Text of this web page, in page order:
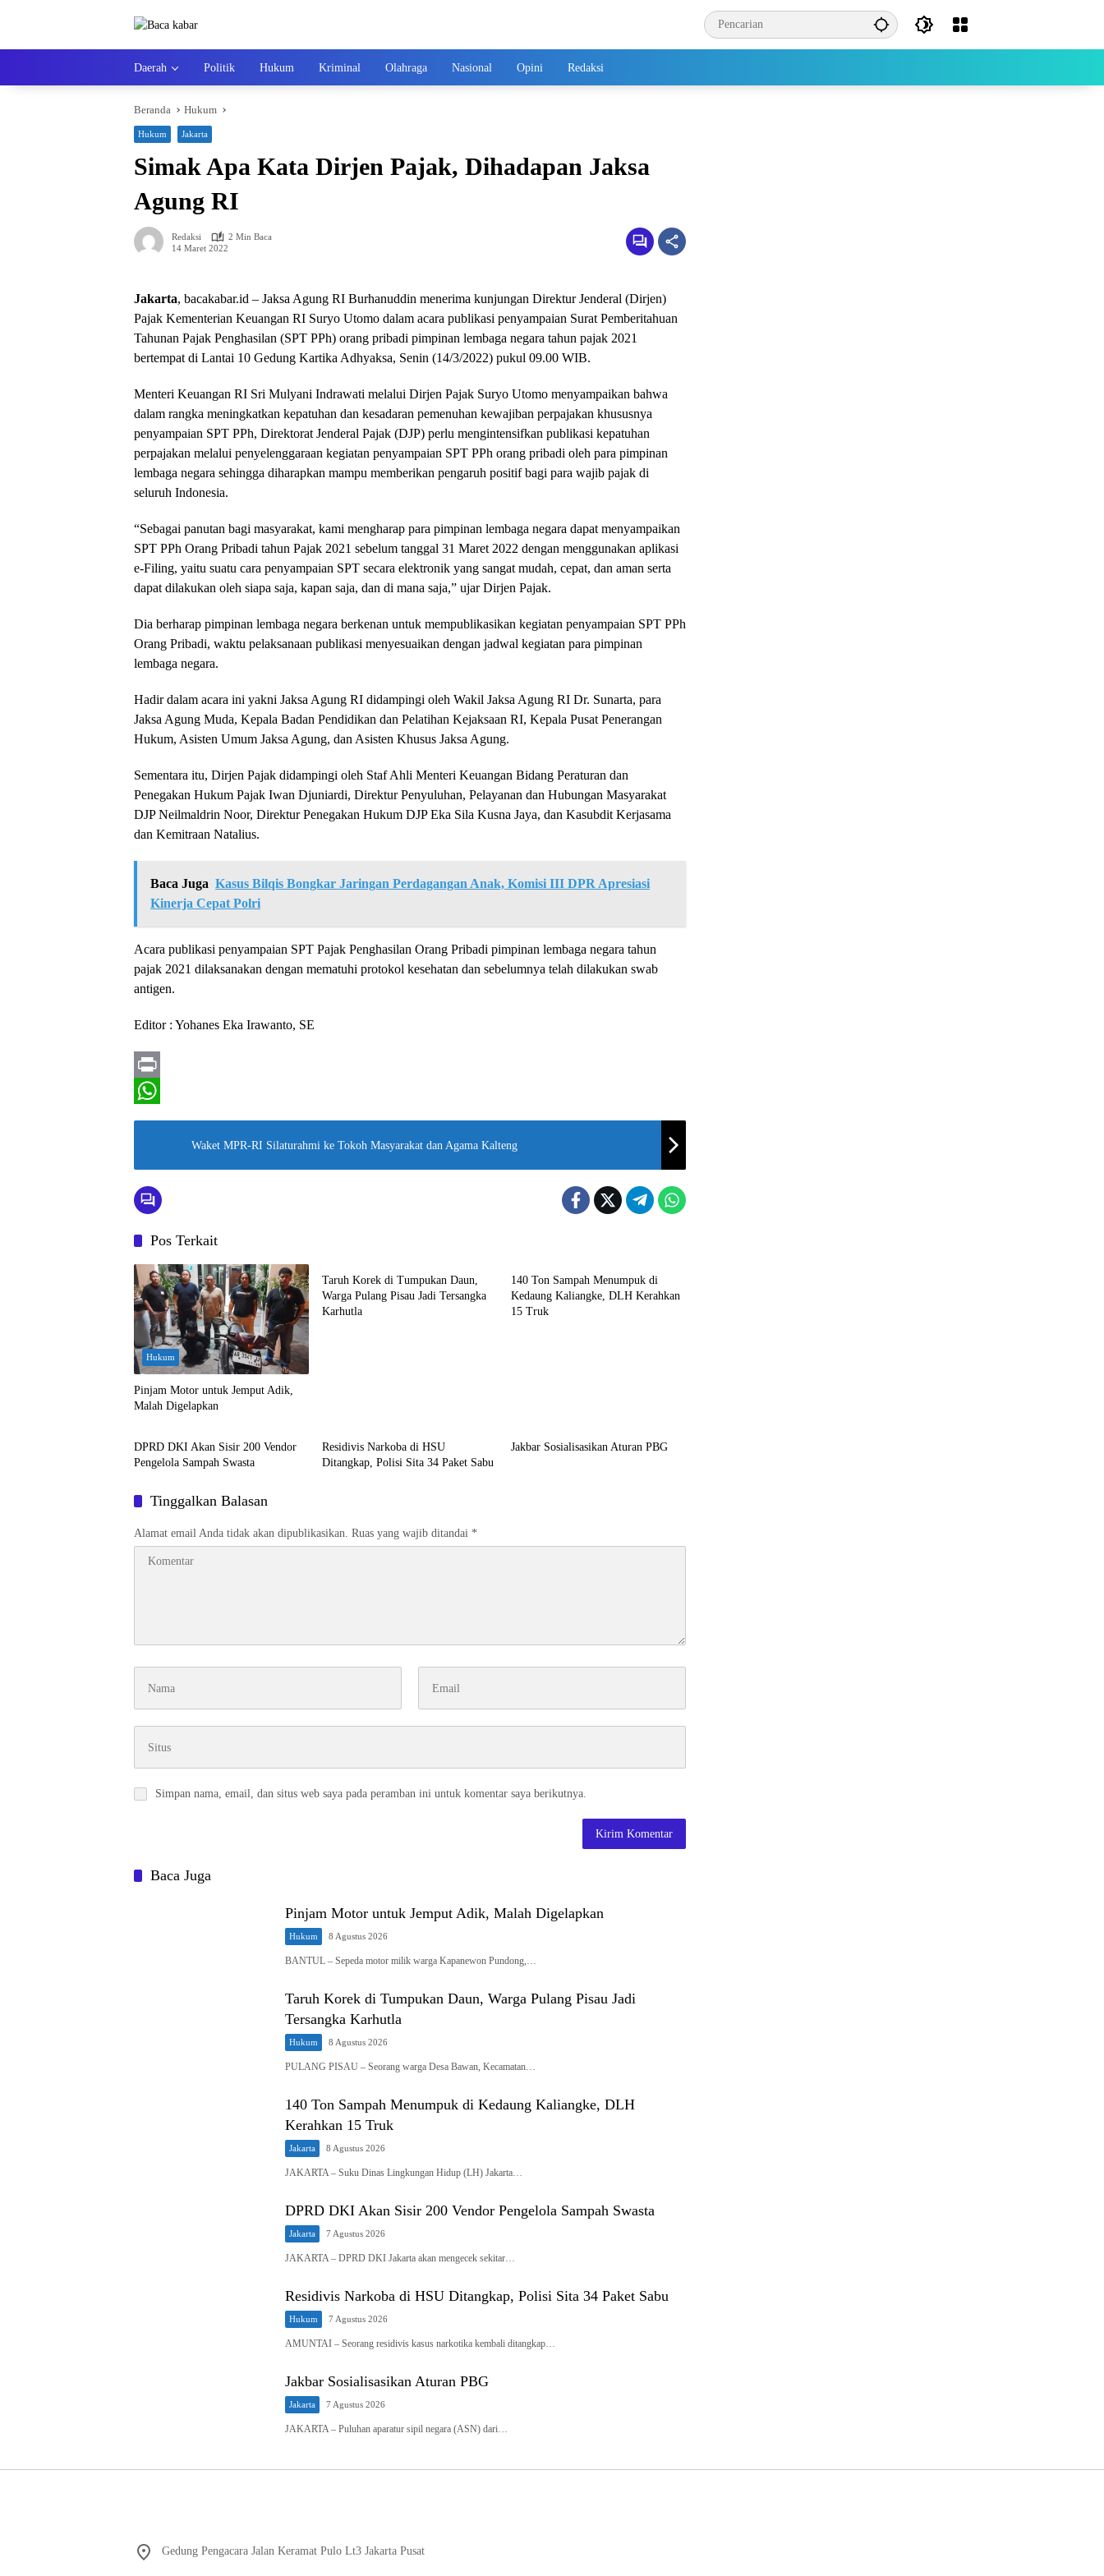
Daerah Politik Hukum Kriminal Olahraga Nasional Opini Redaksi
Beranda Hukum
Hukum Jakarta
Simak Apa Kata Dirjen Pajak, Dihadapan Jaksa
Agung RI
Redaksi
2 Min Baca
14 Maret 2022
Jakarta, bacakabar.id – Jaksa Agung RI Burhanuddin menerima kunjungan Direktur Jenderal (Dirjen)
Pajak Kementerian Keuangan RI Suryo Utomo dalam acara publikasi penyampaian Surat Pemberitahuan
Tahunan Pajak Penghasilan (SPT PPh) orang pribadi pimpinan lembaga negara tahun pajak 2021
bertempat di Lantai 10 Gedung Kartika Adhyaksa, Senin (14/3/2022) pukul 09.00 WIB.
Menteri Keuangan RI Sri Mulyani Indrawati melalui Dirjen Pajak Suryo Utomo menyampaikan bahwa
dalam rangka meningkatkan kepatuhan dan kesadaran pemenuhan kewajiban perpajakan khususnya
penyampaian SPT PPh, Direktorat Jenderal Pajak (DJP) perlu mengintensifkan publikasi kepatuhan
perpajakan melalui penyelenggaraan kegiatan penyampaian SPT PPh orang pribadi oleh para pimpinan
lembaga negara sehingga diharapkan mampu memberikan pengaruh positif bagi para wajib pajak di
seluruh Indonesia.
“Sebagai panutan bagi masyarakat, kami mengharap para pimpinan lembaga negara dapat menyampaikan
SPT PPh Orang Pribadi tahun Pajak 2021 sebelum tanggal 31 Maret 2022 dengan menggunakan aplikasi
e-Filing, yaitu suatu cara penyampaian SPT secara elektronik yang sangat mudah, cepat, dan aman serta
dapat dilakukan oleh siapa saja, kapan saja, dan di mana saja,” ujar Dirjen Pajak.
Dia berharap pimpinan lembaga negara berkenan untuk mempublikasikan kegiatan penyampaian SPT PPh
Orang Pribadi, waktu pelaksanaan publikasi menyesuaikan dengan jadwal kegiatan para pimpinan
lembaga negara.
Hadir dalam acara ini yakni Jaksa Agung RI didampingi oleh Wakil Jaksa Agung RI Dr. Sunarta, para
Jaksa Agung Muda, Kepala Badan Pendidikan dan Pelatihan Kejaksaan RI, Kepala Pusat Penerangan
Hukum, Asisten Umum Jaksa Agung, dan Asisten Khusus Jaksa Agung.
Sementara itu, Dirjen Pajak didampingi oleh Staf Ahli Menteri Keuangan Bidang Peraturan dan
Penegakan Hukum Pajak Iwan Djuniardi, Direktur Penyuluhan, Pelayanan dan Hubungan Masyarakat
DJP Neilmaldrin Noor, Direktur Penegakan Hukum DJP Eka Sila Kusna Jaya, dan Kasubdit Kerjasama
dan Kemitraan Natalius.
Baca Juga Kasus Bilqis Bongkar Jaringan Perdagangan Anak, Komisi III DPR Apresiasi
Kinerja Cepat Polri
Acara publikasi penyampaian SPT Pajak Penghasilan Orang Pribadi pimpinan lembaga negara tahun
pajak 2021 dilaksanakan dengan mematuhi protokol kesehatan dan sebelumnya telah dilakukan swab
antigen.
Editor : Yohanes Eka Irawanto, SE
P
n
t
a
t
A
p
p
Waket MPR-RI Silaturahmi ke Tokoh Masyarakat dan Agama Kalteng
Pos Terkait
Hukum
Pinjam Motor untuk Jemput Adik,
Malah Digelapkan
Taruh Korek di Tumpukan Daun,
Warga Pulang Pisau Jadi Tersangka
Karhutla
140 Ton Sampah Menumpuk di
Kedaung Kaliangke, DLH Kerahkan
15 Truk
DPRD DKI Akan Sisir 200 Vendor
Pengelola Sampah Swasta
Residivis Narkoba di HSU
Ditangkap, Polisi Sita 34 Paket Sabu
Jakbar Sosialisasikan Aturan PBG
Tinggalkan Balasan
Alamat email Anda tidak akan dipublikasikan. Ruas yang wajib ditandai *
Simpan nama, email, dan situs web saya pada peramban ini untuk komentar saya berikutnya.
Baca Juga
Pinjam Motor untuk Jemput Adik, Malah Digelapkan
Hukum 8 Agustus 2026
BANTUL – Sepeda motor milik warga Kapanewon Pundong,…
Taruh Korek di Tumpukan Daun, Warga Pulang Pisau Jadi
Tersangka Karhutla
Hukum 8 Agustus 2026
PULANG PISAU – Seorang warga Desa Bawan, Kecamatan…
140 Ton Sampah Menumpuk di Kedaung Kaliangke, DLH
Kerahkan 15 Truk
Jakarta 8 Agustus 2026
JAKARTA – Suku Dinas Lingkungan Hidup (LH) Jakarta…
DPRD DKI Akan Sisir 200 Vendor Pengelola Sampah Swasta
Jakarta 7 Agustus 2026
JAKARTA – DPRD DKI Jakarta akan mengecek sekitar…
Residivis Narkoba di HSU Ditangkap, Polisi Sita 34 Paket Sabu
Hukum 7 Agustus 2026
AMUNTAI – Seorang residivis kasus narkotika kembali ditangkap…
Jakbar Sosialisasikan Aturan PBG
Jakarta 7 Agustus 2026
JAKARTA – Puluhan aparatur sipil negara (ASN) dari…
Gedung Pengacara Jalan Keramat Pulo Lt3 Jakarta Pusat